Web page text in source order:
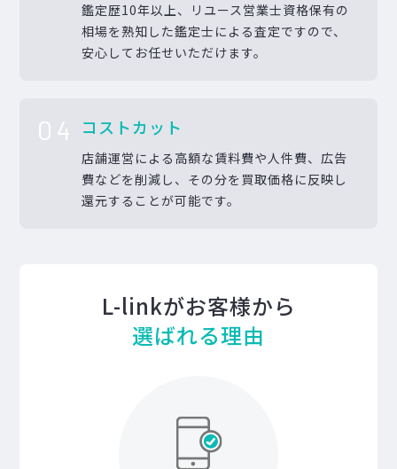
鑑定歴10年以上、リユース営業士資格保有の
相場を熟知した鑑定士による査定ですので、
安心してお任せいただけます。
04 コストカット
店舗運営による高額な賃料費や人件費、広告
費などを削減し、その分を買取価格に反映し
還元することが可能です。
L-linkがお客様から
選ばれる理由